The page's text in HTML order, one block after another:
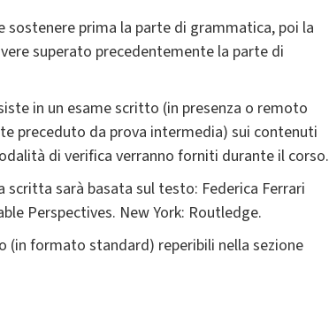
sostenere prima la parte di grammatica, poi la
superato precedentemente la parte di
in un esame scritto (in presenza o remoto
preceduto da prova intermedia) sui contenuti
di verifica verranno forniti durante il corso.
sarà basata sul testo: Federica Ferrari
Perspectives. New York: Routledge.
(in formato standard) reperibili nella sezione